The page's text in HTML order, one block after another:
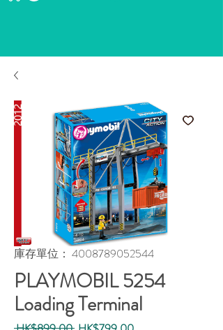
庫存單位： 4008789052544
PLAYMOBIL 5254
Loading Terminal